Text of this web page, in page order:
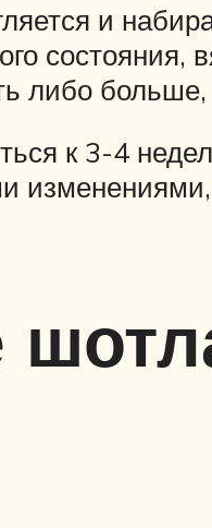
и
либо
к 3-4